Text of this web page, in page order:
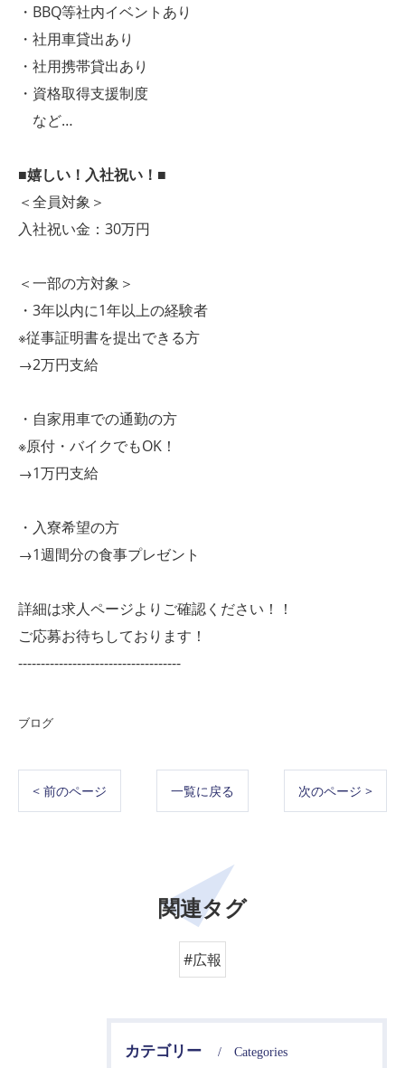
・BBQ等社内イベントあり
・社用車貸出あり
・社用携帯貸出あり
・資格取得支援制度
など…
■嬉しい！入社祝い！■
＜全員対象＞
入社祝い金：30万円
＜一部の方対象＞
・3年以内に1年以上の経験者
※従事証明書を提出できる方
→2万円支給
・自家用車での通勤の方
※原付・バイクでもOK！
→1万円支給
・入寮希望の方
→1週間分の食事プレゼント
詳細は求人ページよりご確認ください！！
ご応募お待ちしております！
------------------------------------
ブログ
< 前のページ 一覧に戻る 次のページ >
関連タグ
#広報
カテゴリー Categories